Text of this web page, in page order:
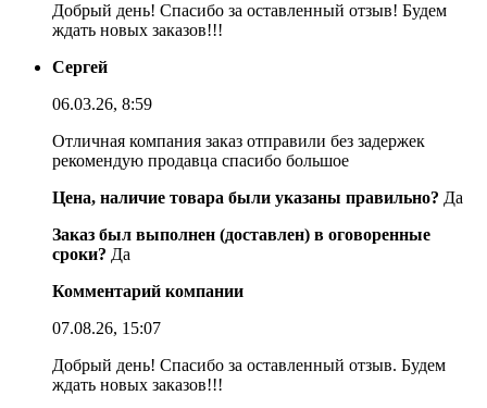
Добрый день! Спасибо за оставленный отзыв! Будем
ждать новых заказов!!!
Сергей
06.03.26, 8:59
Отличная компания заказ отправили без задержек
рекомендую продавца спасибо большое
Цена, наличие товара были указаны правильно? Да
Заказ был выполнен (доставлен) в оговоренные
сроки? Да
Комментарий компании
07.08.26, 15:07
Добрый день! Спасибо за оставленный отзыв. Будем
ждать новых заказов!!!